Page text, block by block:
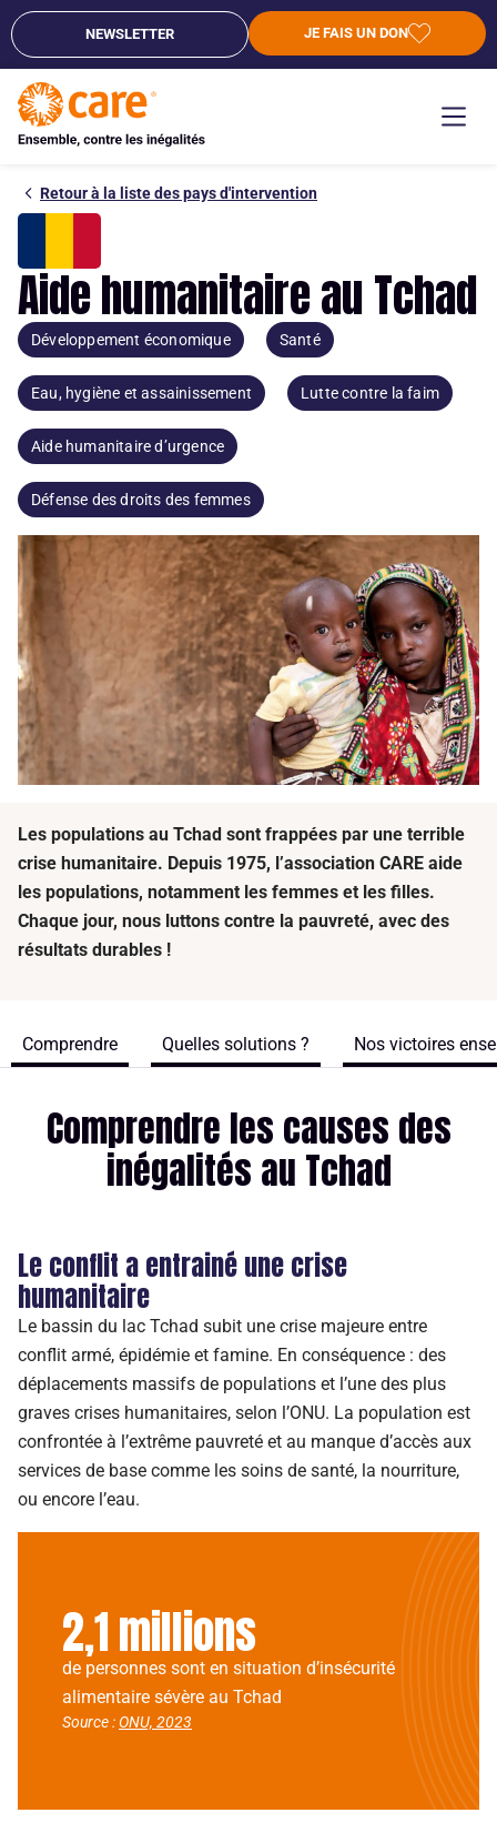
NEWSLETTER JE FAIS UN DON
Retour à la liste des pays d'intervention
Aide humanitaire au Tchad
Développement économique Santé
Eau, hygiène et assainissement Lutte contre la faim
Aide humanitaire d’urgence
Défense des droits des femmes
Les populations au Tchad sont frappées par une terrible
crise humanitaire. Depuis 1975, l’association CARE aide
les populations, notamment les femmes et les filles.
Chaque jour, nous luttons contre la pauvreté, avec des
résultats durables !
Comprendre Quelles solutions ? Nos victoires
Comprendre les causes des
inégalités au Tchad
Le conflit a entrainé une crise
humanitaire
Le bassin du lac Tchad subit une crise majeure entre
conflit armé, épidémie et famine. En conséquence : des
déplacements massifs de populations et l’une des plus
graves crises humanitaires, selon l’ONU. La population est
confrontée à l’extrême pauvreté et au manque d’accès aux
services de base comme les soins de santé, la nourriture,
ou encore l’eau.
2,1 millions
de personnes sont en situation d’insécurité
alimentaire sévère au Tchad
Source :ONU, 2023